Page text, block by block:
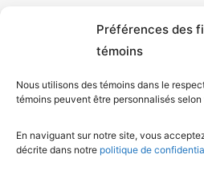
Préférences des
témoins
Nous utilisons des témoins dans le
témoins peuvent être personnalisés
En naviguant sur notre site, vous
décrite dans notre politique de
© Gouvernement du